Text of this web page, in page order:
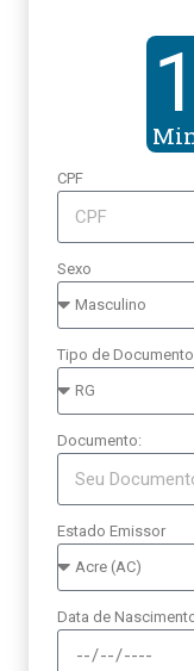
CPF
Sexo
Tipo de Documento
Documento:
Estado Emissor
Data de